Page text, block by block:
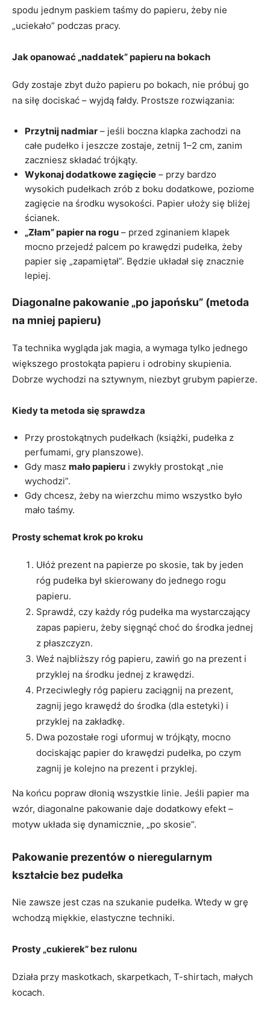
spodu jednym paskiem taśmy do papieru, żeby nie
„uciekało” podczas pracy.
Jak opanować „naddatek” papieru na bokach
Gdy zostaje zbyt dużo papieru po bokach, nie próbuj go
na siłę dociskać – wyjdą fałdy. Prostsze rozwiązania:
Przytnij nadmiar – jeśli boczna klapka zachodzi na
całe pudełko i jeszcze zostaje, zetnij 1–2 cm, zanim
zaczniesz składać trójkąty.
Wykonaj dodatkowe zagięcie – przy bardzo
wysokich pudełkach zrób z boku dodatkowe, poziome
zagięcie na środku wysokości. Papier ułoży się bliżej
ścianek.
„Złam” papier na rogu – przed zginaniem klapek
mocno przejedź palcem po krawędzi pudełka, żeby
papier się „zapamiętał”. Będzie układał się znacznie
lepiej.
Diagonalne pakowanie „po japońsku” (metoda
na mniej papieru)
Ta technika wygląda jak magia, a wymaga tylko jednego
większego prostokąta papieru i odrobiny skupienia.
Dobrze wychodzi na sztywnym, niezbyt grubym papierze.
Kiedy ta metoda się sprawdza
Przy prostokątnych pudełkach (książki, pudełka z
perfumami, gry planszowe).
Gdy masz mało papieru i zwykły prostokąt „nie
wychodzi”.
Gdy chcesz, żeby na wierzchu mimo wszystko było
mało taśmy.
Prosty schemat krok po kroku
Ułóż prezent na papierze po skosie, tak by jeden
róg pudełka był skierowany do jednego rogu
papieru.
Sprawdź, czy każdy róg pudełka ma wystarczający
zapas papieru, żeby sięgnąć choć do środka jednej
z płaszczyzn.
Weź najbliższy róg papieru, zawiń go na prezent i
przyklej na środku jednej z krawędzi.
Przeciwległy róg papieru zaciągnij na prezent,
zagnij jego krawędź do środka (dla estetyki) i
przyklej na zakładkę.
Dwa pozostałe rogi uformuj w trójkąty, mocno
dociskając papier do krawędzi pudełka, po czym
zagnij je kolejno na prezent i przyklej.
Na końcu popraw dłonią wszystkie linie. Jeśli papier ma
wzór, diagonalne pakowanie daje dodatkowy efekt –
motyw układa się dynamicznie, „po skosie”.
Pakowanie prezentów o nieregularnym
kształcie bez pudełka
Nie zawsze jest czas na szukanie pudełka. Wtedy w grę
wchodzą miękkie, elastyczne techniki.
Prosty „cukierek” bez rulonu
Działa przy maskotkach, skarpetkach, T-shirtach, małych
kocach.